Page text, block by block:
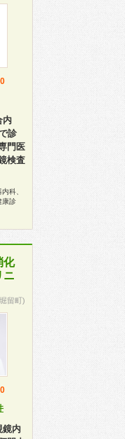
内
診
門医
検査
科、
康診
化
ニ
留町)
鏡内